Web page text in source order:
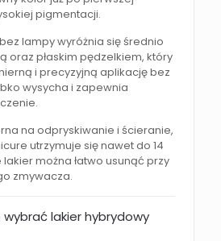
pigmentacji.
lampy wyróżnia się średnio
oraz płaskim pędzelkiem, który
i precyzyjną aplikację bez
wysycha i zapewnia
na odpryskiwanie i ścieranie,
utrzymuje się nawet do 14
można łatwo usunąć przy
zmywacza.
lakier hybrydowy